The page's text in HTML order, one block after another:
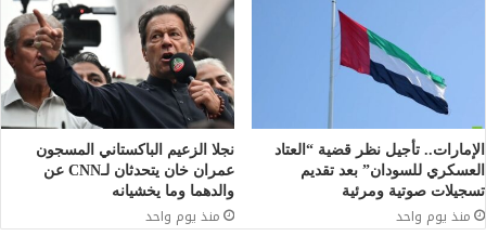
الإمارات.. تأجيل نظر قضية “العتاد
العسكري للسودان” بعد تقديم
تسجيلات صوتية ومرئية
منذ يوم واحد
نجلا الزعيم الباكستاني المسجون
عمران خان يتحدثان لـCNN عن
والدهما وما يخشيانه
منذ يوم واحد